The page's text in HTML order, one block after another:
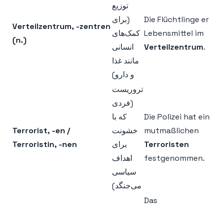
Verteilzentrum, -zentren
(n.)
توزیع
(برای
کمک‌های
انسانی
مانند غذا
و دارو)
Die Flüchtlinge
Lebensmittel im
Verteilzentrum.
Terrorist, -en /
Terroristin, -nen
تروریست
(فردی
که با
خشونت
برای
اهداف
سیاسی
می‌جنگد)
Die Polizei hat einen
mutmaßlichen
Terroristen
festgenommen.
Das